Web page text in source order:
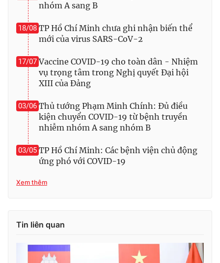
VTV Sức khoẻ
Thị trường 24h
VTV4 Vươn mình bằng AI
VTV9 VTV8
Liên hệ tòa soạn English
THỜI BÁO VTV
Theo dõi báo trên
Cơ quan chủ quản: Đài Truyền hình Việt Nam
nhóm A sang B
18/08 TP Hồ Chí Minh chưa ghi nhận biến thể
mới của virus SARS-CoV-2
17/07 Vaccine COVID-19 cho toàn dân - Nhiệm
vụ trọng tâm trong Nghị quyết Đại hội
XIII của Đảng
03/06 Thủ tướng Phạm Minh Chính: Đủ điều
kiện chuyển COVID-19 từ bệnh truyền
nhiễm nhóm A sang nhóm B
03/05 TP Hồ Chí Minh: Các bệnh viện chủ động
ứng phó với COVID-19
Xem thêm
Tin liên quan